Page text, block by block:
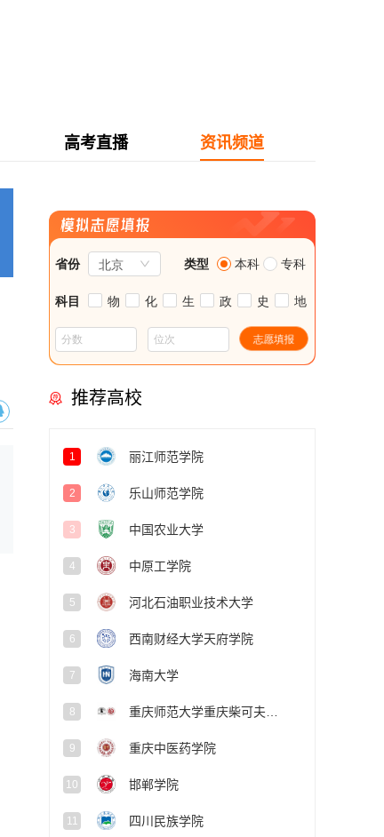
高考直播 资讯频道
推荐高校
1 丽江师范学院
2 乐山师范学院
3 中国农业大学
4 中原工学院
5 河北石油职业技术大学
6 西南财经大学天府学院
7 海南大学
8
9 重庆中医药学院
10 邯郸学院
11 四川民族学院